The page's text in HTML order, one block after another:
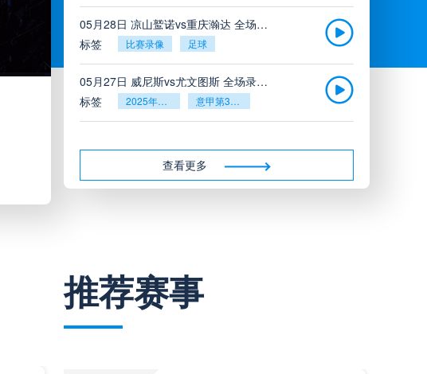
05月28日 凉山鹫诺vs重庆瀚达 全场录像
标签
比赛录像 足球
05月27日 威尼斯vs尤文图斯 全场录像回放
标签
2025年5月26日 意甲第38轮
标签
比赛录像 西甲
05月26日 AC米兰vs蒙扎全场录像回放
标签
查看更多
推荐赛事